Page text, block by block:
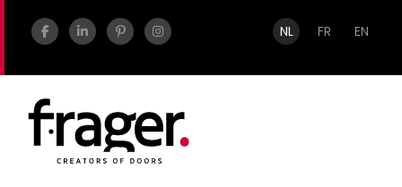
NL FR EN